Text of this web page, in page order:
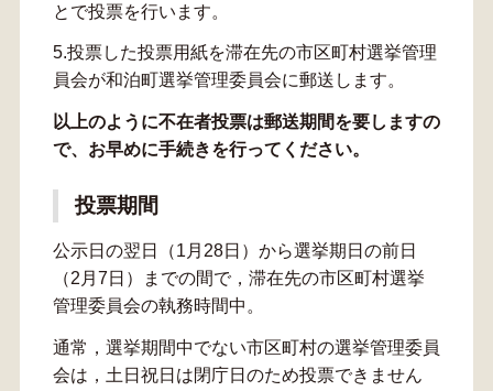
とで投票を行います。
5.投票した投票用紙を滞在先の市区町村選挙管理
員会が和泊町選挙管理委員会に郵送します。
以上のように不在者投票は郵送期間を要しますの
で、お早めに手続きを行ってください。
投票期間
公示日の翌日（1月28日）から選挙期日の前日
（2月7日）までの間で，滞在先の市区町村選挙
管理委員会の執務時間中。
通常，選挙期間中でない市区町村の選挙管理委員
会は，土日祝日は閉庁日のため投票できません